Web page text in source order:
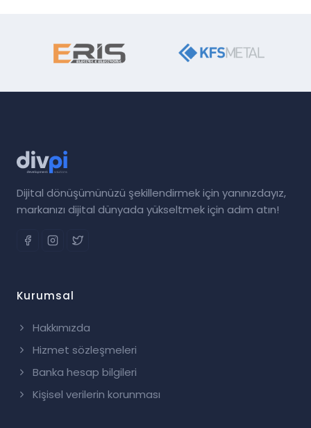
Dijital dönüşümünüzü şekillendirmek için yanınızdayız,
markanızı dijital dünyada yükseltmek için adım atın!
Kurumsal
Hakkımızda
Hizmet sözleşmeleri
Banka hesap bilgileri
Kişisel verilerin korunması